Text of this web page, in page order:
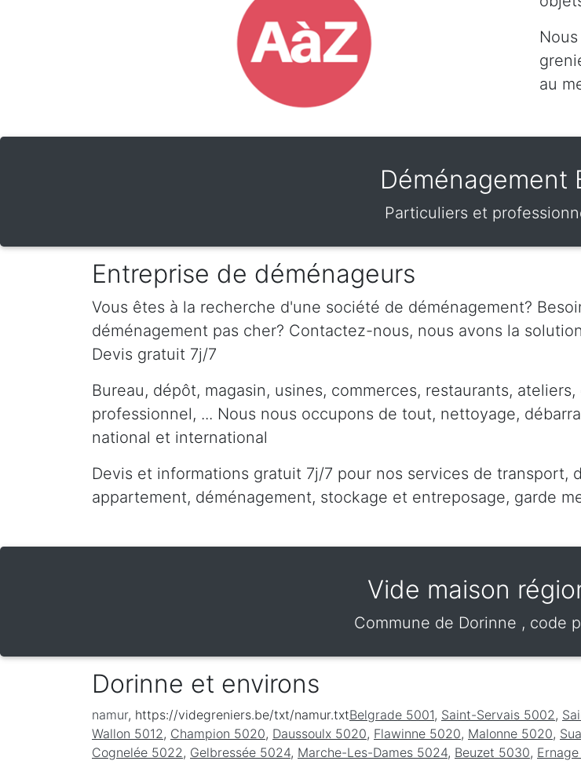
au
Déménagement
Particuliers et
Entreprise de déménageurs
Vous êtes à la recherche d'une société de déménagement?
déménagement pas cher? Contactez-nous, nous avons la
Devis gratuit 7j/7
Bureau, dépôt, magasin, usines, commerces, restaurants,
professionnel, ... Nous nous occupons de tout, nettoyage,
national et international
Devis et informations gratuit 7j/7 pour nos services de transport,
appartement, déménagement, stockage et entreposage, garde
Vide maison
Commune de Dorinne , code
Dorinne et environs
namur, https://videgreniers.be/txt/namur.txtBelgrade 5001, Saint-Servais 5002 ,
Wallon 5012 , Champion 5020, Daussoulx 5020, Flawinne 5020, Malonne 5020,
Cognelée 5022 , Gelbressée 5024, Marche-Les-Dames 5024, Beuzet 5030,